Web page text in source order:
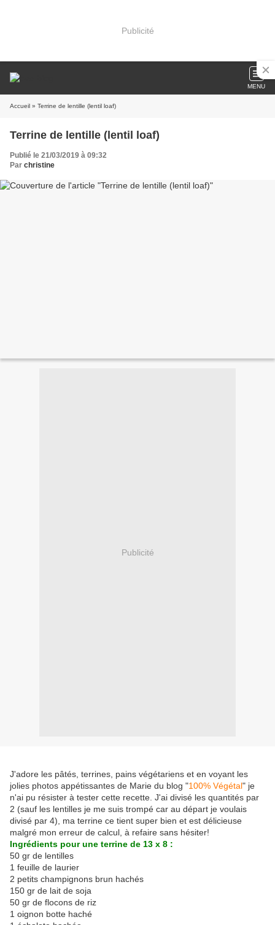
Publicité
MENU
Accueil » Terrine de lentille (lentil loaf)
Terrine de lentille (lentil loaf)
Publié le 21/03/2019 à 09:32
Par christine
Publicité
J'adore les pâtés, terrines, pains végétariens et en voyant les
jolies photos appétissantes de Marie du blog "100% Végétal" je
n'ai pu résister à tester cette recette. J'ai divisé les quantités par
2 (sauf les lentilles je me suis trompé car au départ je voulais
divisé par 4), ma terrine ce tient super bien et est délicieuse
malgré mon erreur de calcul, à refaire sans hésiter!
Ingrédients pour une terrine de 13 x 8 :
50 gr de lentilles
1 feuille de laurier
2 petits champignons brun hachés
150 gr de lait de soja
50 gr de flocons de riz
1 oignon botte haché